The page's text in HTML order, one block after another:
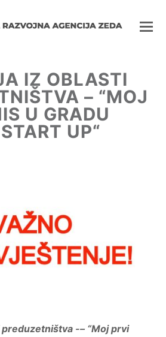
IZ OBLASTI
– “MOJ
U GRADU
UP“
-– “Moj prvi